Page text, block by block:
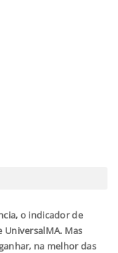
o indicador de
Mas
na melhor das